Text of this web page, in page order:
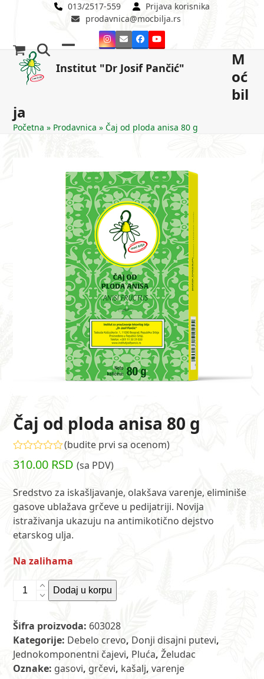
013/2517-559
Prijava korisnika
prodavnica@mocbilja.rs
Instagram
EmailFacebookYouTube
Institut "Dr Josif Pančić"
mobile
mobile
M
oć
bil
ja
Početna » Prodavnica »Čaj od ploda anisa 80 g
Čaj od ploda anisa 80 g
Ocenjeno
sa
od
5
(budite prvi sa ocenom)
310.00 RSD (sa PDV)
Sredstvo za iskašljavanje, olakšava varenje, eliminiše
gasove ublažava grčeve u pedijatriji. Novija
istraživanja ukazuju na antimikotično dejstvo
etarskog ulja.
Na zalihama
Čaj
anisa
80
g
količina
Dodaj u korpu
Šifra proizvoda: 603028
Kategorije: Debelo crevo, Donji disajni putevi,
Jednokomponentni čajevi, Pluća,Želudac
Oznake: gasovi,grčevi, kašalj,varenje